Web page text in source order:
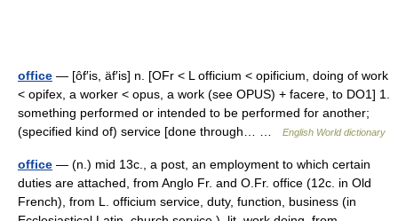
office — [ôf′is, äf′is] n. [OFr < L officium < opificium, doing of work
< opifex, a worker < opus, a work (see OPUS) + facere, to DO1] 1.
something performed or intended to be performed for another;
(specified kind of) service [done through… …
English World dictionary
office — (n.) mid 13c., a post, an employment to which certain
duties are attached, from Anglo Fr. and O.Fr. office (12c. in Old
French), from L. officium service, duty, function, business (in